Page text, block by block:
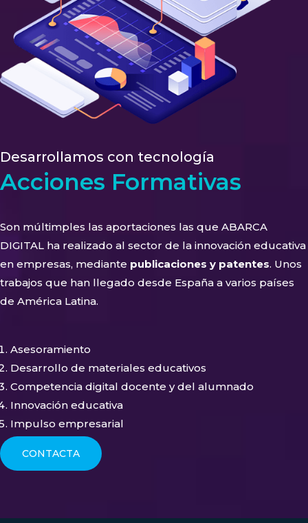
Desarrollamos con tecnología
Acciones Formativas
Son múltimples las aportaciones las que ABARCA
DIGITAL ha realizado al sector de la innovación educativa
en empresas, mediante publicaciones y patentes. Unos
trabajos que han llegado desde España a varios países
de América Latina.
Asesoramiento
Desarrollo de materiales educativos
Competencia digital docente y del alumnado
Innovación educativa
Impulso empresarial
CONTACTA